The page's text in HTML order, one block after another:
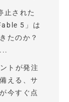
止された
5」は
たのか？
トが発注
える、サ
今すぐ点